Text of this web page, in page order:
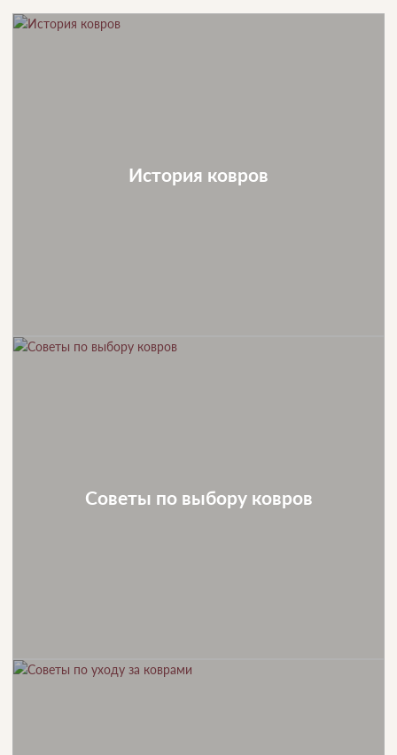
История ковров
Советы по выбору ковров